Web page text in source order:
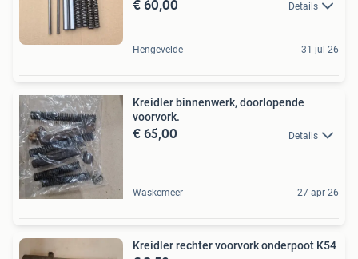
€ 60,00 Details
Hengevelde 31 jul 26
Kreidler binnenwerk, doorlopende
voorvork.
€ 65,00 Details
Waskemeer 27 apr 26
Kreidler rechter voorvork onderpoot K54